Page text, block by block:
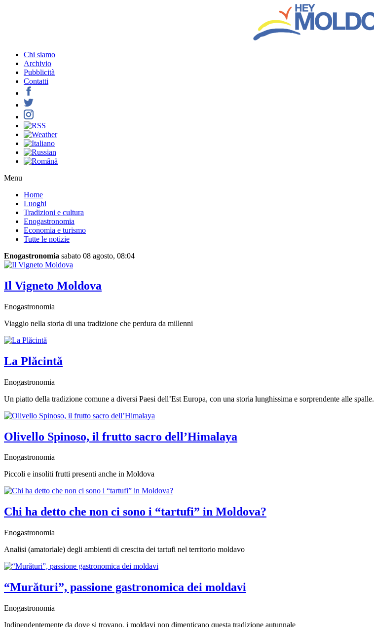
Chi siamo
Archivio
Pubblicità
Contatti
Menu
Home
Luoghi
Tradizioni e cultura
Enogastronomia
Economia e turismo
Tutte le notizie
Enogastronomia sabato 08 agosto, 08:04
Il Vigneto Moldova
Enogastronomia
Viaggio nella storia di una tradizione che perdura da millenni
La Plăcintă
Enogastronomia
Un piatto della tradizione comune a diversi Paesi dell’Est Europa, con una storia lunghissima e sorprendente alle spalle.
Olivello Spinoso, il frutto sacro dell’Himalaya
Enogastronomia
Piccoli e insoliti frutti presenti anche in Moldova
Chi ha detto che non ci sono i “tartufi” in Moldova?
Enogastronomia
Analisi (amatoriale) degli ambienti di crescita dei tartufi nel territorio moldavo
“Murături”, passione gastronomica dei moldavi
Enogastronomia
Indipendentemente da dove si trovano, i moldavi non dimenticano questa tradizione autunnale